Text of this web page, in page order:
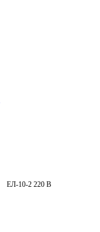
ЕЛ-10-2 220 В